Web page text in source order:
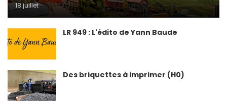
18 juillet
LR 949 : L'édito de Yann Baude
Des briquettes à imprimer (H0)